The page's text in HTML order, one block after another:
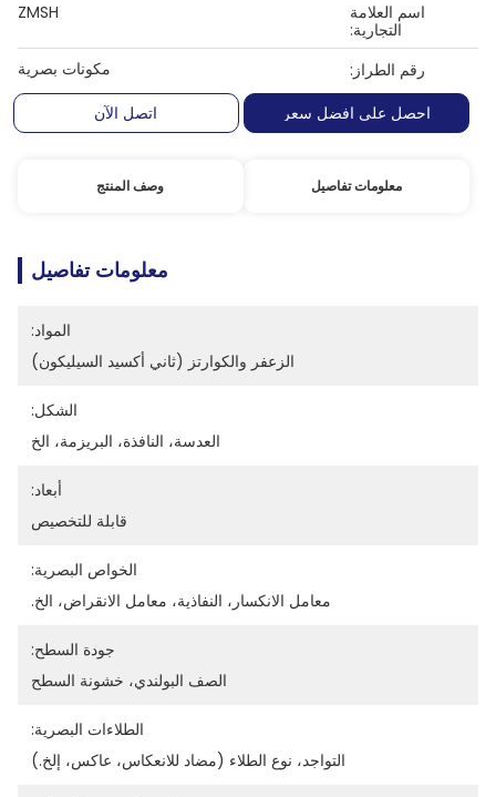
اسم العلامة
التجارية:
ZMSH
رقم الطراز:
مكونات بصرية
احصل على افضل سعر
اتصل الآن
معلومات تفاصيل وصف المنتج
معلومات تفاصيل
المواد:
الزعفر والكوارتز (ثاني أكسيد السيليكون)
الشكل:
العدسة، النافذة، البريزمة، الخ
أبعاد:
قابلة للتخصيص
الخواص البصرية:
معامل الانكسار، النفاذية، معامل الانقراض، الخ.
جودة السطح:
الصف البولندي، خشونة السطح
الطلاءات البصرية:
التواجد، نوع الطلاء (مضاد للانعكاس، عاكس، إلخ.)